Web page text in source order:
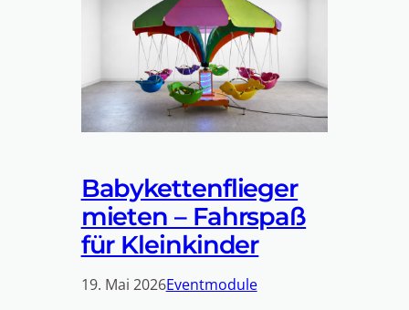
Babykettenflieger
mieten – Fahrspaß
für Kleinkinder
19. Mai 2026Eventmodule